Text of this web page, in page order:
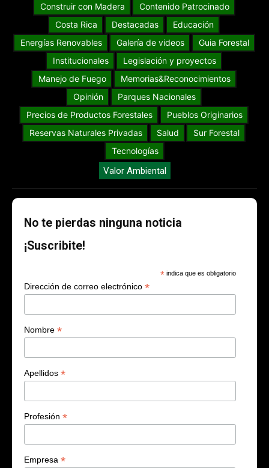
Construir con Madera
Contenido Patrocinado
Costa Rica
Destacadas
Educación
Energías Renovables
Galería de videos
Guia Forestal
Institucionales
Legislación y proyectos
Manejo de Fuego
Memorias&Reconocimientos
Opinión
Parques Nacionales
Precios de Productos Forestales
Pueblos Originarios
Reservas Naturales Privadas
Salud
Sur Forestal
Tecnologías
Valor Ambiental
No te pierdas ninguna noticia
¡Suscribite!
* indica que es obligatorio
Dirección de correo electrónico *
Nombre *
Apellidos *
Profesión *
Empresa *